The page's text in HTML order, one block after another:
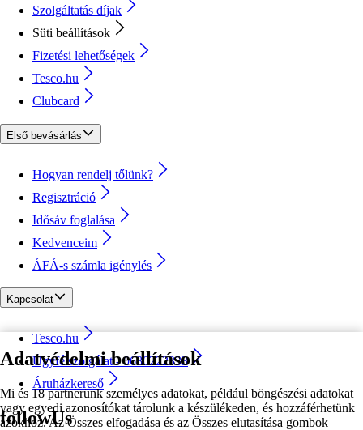
Adatvédelmi beállítások
Mi és 18 partnerünk személyes adatokat, például böngészési adatokat
vagy egyedi azonosítókat tárolunk a készülékeden, és hozzáférhetünk
azokhoz. Az Összes elfogadása és az Összes elutasítása gombok
Szolgáltatás díjak
Süti beállítások
Fizetési lehetőségek
Tesco.hu
Clubcard
Első bevásárlás
Hogyan rendelj tőlünk?
Regisztráció
Idősáv foglalása
Kedvenceim
ÁFÁ-s számla igénylés
Kapcsolat
Tesco.hu
Ügyfélszolgálat - 0680222333
Áruházkereső
followUs